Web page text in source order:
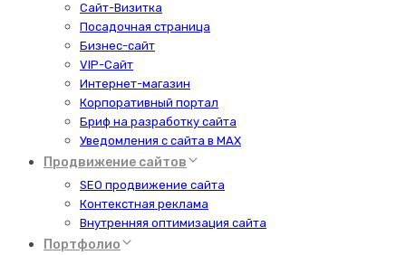
Сайт-Визитка
Посадочная страница
Бизнес-сайт
VIP-Сайт
Интернет-магазин
Корпоративный портал
Бриф на разработку сайта
Уведомления с сайта в MAX
Продвижение сайтов
SEO продвижение сайта
Контекстная реклама
Внутренняя оптимизация сайта
Портфолио